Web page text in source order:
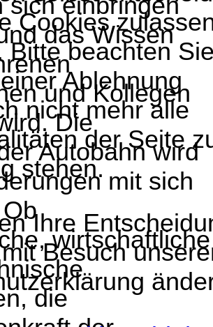
das Wissen
und Kollegen
Die
Autobahn wird
mit sich
wirtschaftliche
die
Cookies
Bitte beachten
Ablehnung
nicht mehr alle
der Seite
stehen.
Ihre
Besuch